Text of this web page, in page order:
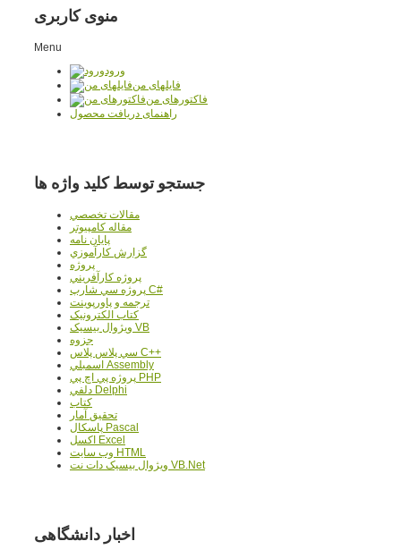
منوی کاربری
Menu
ورود
فایلهای من
فاکتورهای من
راهنمای دریافت محصول
جستجو توسط کلید واژه ها
مقالات تخصصي
مقاله کامپیوتر
پایان نامه
گزارش کارآموزي
پروژه
پروژه کارآفريني
پروژه سي شارپ C#
ترجمه و پاورپوينت
کتاب الکترونيک
ويژوال بيسيک VB
جزوه
سي پلاس پلاس C++
اسمبلي Assembly
پروژه پي اچ پي PHP
دلفي Delphi
کتاب
تحقيق آمار
پاسکال Pascal
اکسل Excel
وب سايت HTML
ويژوال بيسيک دات نت VB.Net
اخبار دانشگاهی